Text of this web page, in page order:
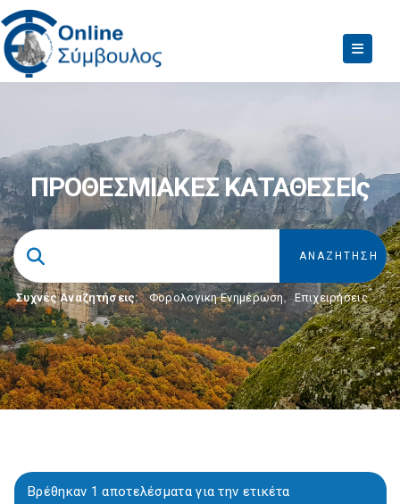
ΠΡΟΘΕΣΜΙΑΚΕΣ ΚΑΤΑΘΕΣΕΙς
Συχνές Αναζητήσεις: Φορολογικη Ενημέρωση, Επιχειρήσεις
Βρέθηκαν 1 αποτελέσματα για την ετικέτα